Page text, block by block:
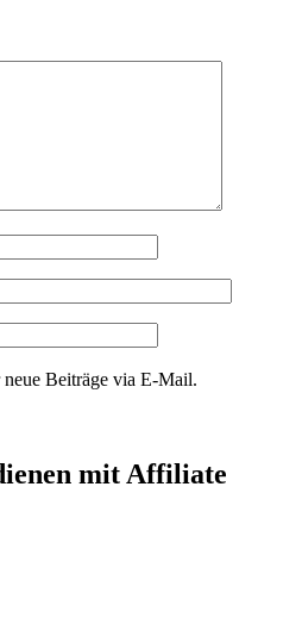
Beiträge via E-Mail.
mit Affiliate